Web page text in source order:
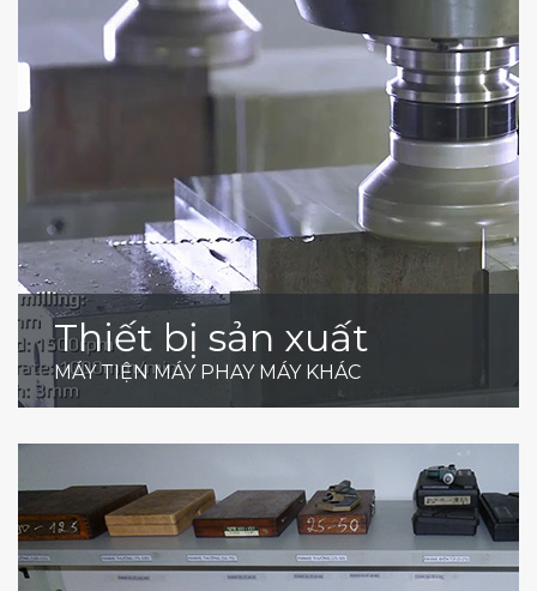
Thiết bị sản xuất
MÁY TIỆN MÁY PHAY MÁY KHÁC